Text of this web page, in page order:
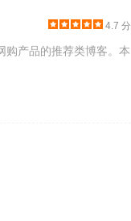
4.7 分
购产品的推荐类博客。本